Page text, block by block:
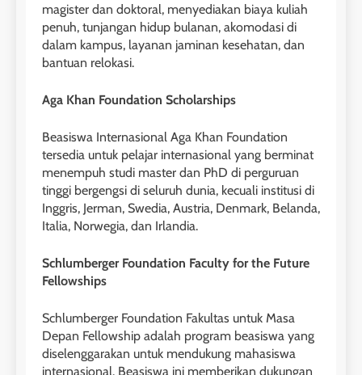
Nilai Peserta Kursus IELTS
LEIDEN INSTITUTE
27
Daftar Peserta Kursus IELTS
Online
Jadwal Kursus IELTS Online
LEIDEN INSTITUTE
magister dan doktoral, menyediakan biaya kuliah
penuh, tunjangan hidup bulanan, akomodasi di
dalam kampus, layanan jaminan kesehatan, dan
bantuan relokasi.
Aga Khan Foundation Scholarships
Beasiswa Internasional Aga Khan Foundation
tersedia untuk pelajar internasional yang berminat
menempuh studi master dan PhD di perguruan
tinggi bergengsi di seluruh dunia, kecuali institusi di
Inggris, Jerman, Swedia, Austria, Denmark, Belanda,
Italia, Norwegia, dan Irlandia.
Schlumberger Foundation Faculty for the Future
Fellowships
Schlumberger Foundation Fakultas untuk Masa
Depan Fellowship adalah program beasiswa yang
diselenggarakan untuk mendukung mahasiswa
internasional. Beasiswa ini memberikan dukungan